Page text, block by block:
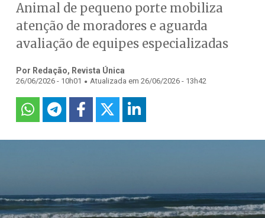
Animal de pequeno porte mobiliza
atenção de moradores e aguarda
avaliação de equipes especializadas
Por Redação, Revista Única
26/06/2026 - 10h01 . Atualizada em 26/06/2026 - 13h42